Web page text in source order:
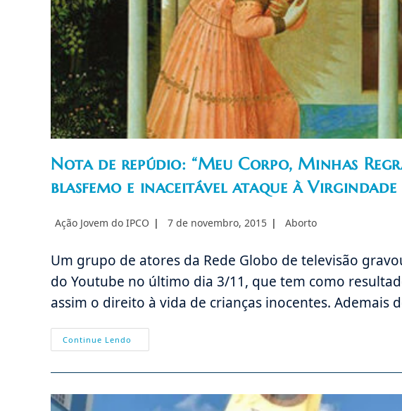
Nota de repúdio: “Meu Corpo, Minhas
blasfemo e inaceitável ataque à Virgindade
Autor
Ação Jovem do IPCO
Post
7 de novembro, 2015
Categoria
Aborto
Um grupo de atores da Rede Globo de televisão
do Youtube no último dia 3/11, que tem como
assim o direito à vida de crianças inocentes.
Continue Lendo
De
“Meu
Regras”